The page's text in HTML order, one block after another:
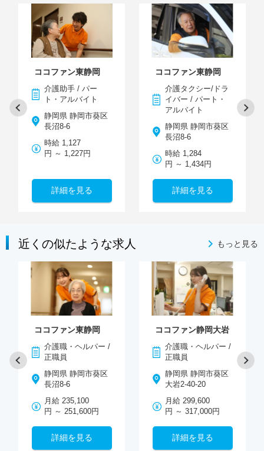
ココファン東静岡
介護助手 / パー
ト・アルバイト
静岡県 静岡市葵区
長沼8-6
時給 1,127
円 ～ 1,227円
詳細を見る
ココファン東静岡
介護タクシー/ドラ
イバー / パート・
アルバイト
静岡県 静岡市葵区
長沼8-6
時給 1,284
円 ～ 1,434円
詳細を見る
近くの似たような求人 もっと見る
ココファン東静岡
介護職・ヘルパー /
正職員
静岡県 静岡市葵区
長沼8-6
月給 235,100
円 ～ 251,600円
詳細を見る
ココファン静岡大岩
介護職・ヘルパー /
正職員
静岡県 静岡市葵区
大岩2-40-20
月給 299,600
円 ～ 317,000円
詳細を見る